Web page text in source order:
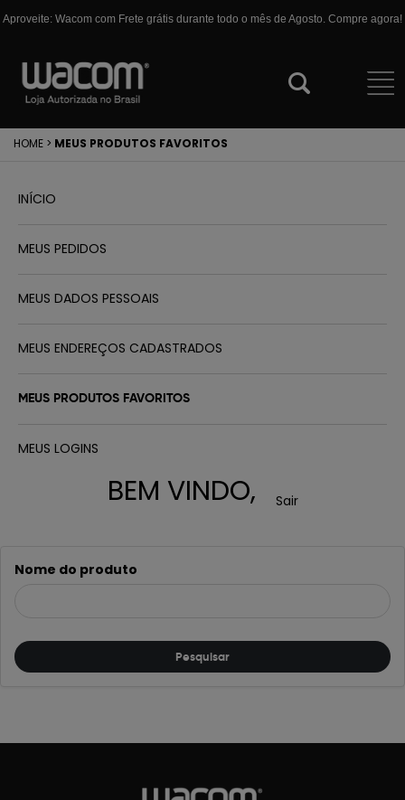
Aproveite: Wacom com Frete grátis durante todo o mês de Agosto. Compre agora!
HOME > MEUS PRODUTOS FAVORITOS
INÍCIO
MEUS PEDIDOS
MEUS DADOS PESSOAIS
MEUS ENDEREÇOS CADASTRADOS
MEUS PRODUTOS FAVORITOS
MEUS LOGINS
BEM VINDO, Sair
Nome do produto
Pesquisar